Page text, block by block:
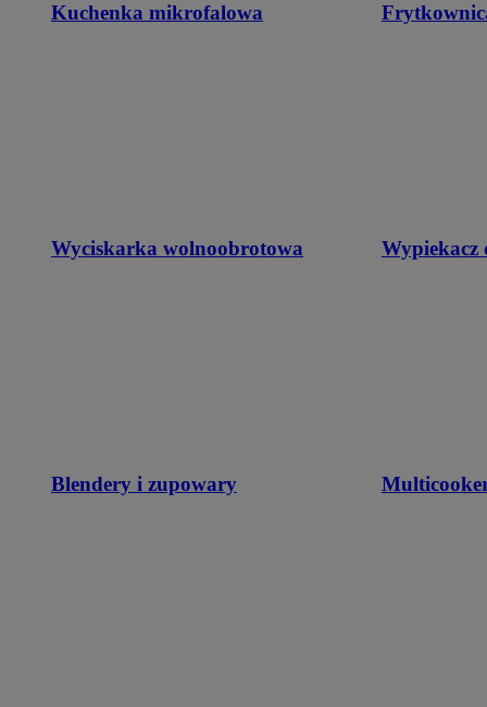
Kuchenka mikrofalowa
Wyciskarka wolnoobrotowa Wypiekacz
Blendery i zupowary